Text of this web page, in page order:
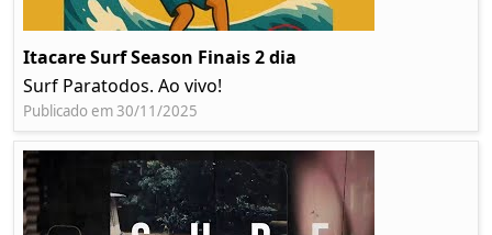
Itacare Surf Season Finais 2 dia
Surf Paratodos. Ao vivo!
Publicado em 30/11/2025